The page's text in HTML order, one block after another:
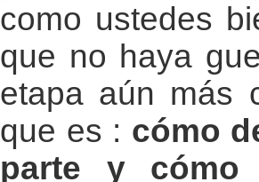
como ustedes
que no haya
etapa aún más
que es : cómo
parte y cómo